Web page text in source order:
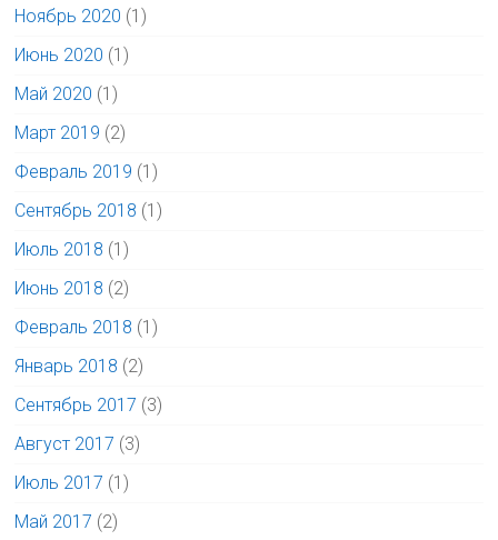
Ноябрь 2020 (1)
Июнь 2020 (1)
Май 2020 (1)
Март 2019 (2)
Февраль 2019 (1)
Сентябрь 2018 (1)
Июль 2018 (1)
Июнь 2018 (2)
Февраль 2018 (1)
Январь 2018 (2)
Сентябрь 2017 (3)
Август 2017 (3)
Июль 2017 (1)
Май 2017 (2)